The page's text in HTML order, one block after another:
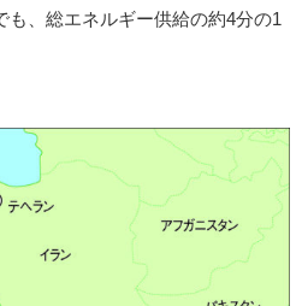
も、総エネルギー供給の約4分の1